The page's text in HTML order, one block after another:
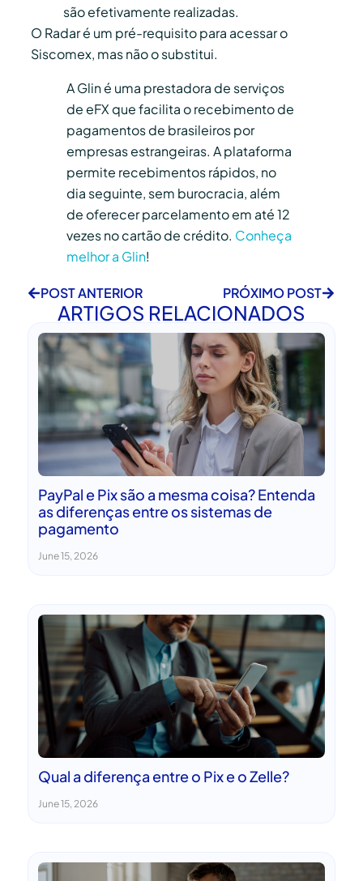
são efetivamente realizadas.
O Radar é um pré-requisito para acessar o
Siscomex, mas não o substitui.
A Glin é uma prestadora de serviços
de eFX que facilita o recebimento de
pagamentos de brasileiros por
empresas estrangeiras. A plataforma
permite recebimentos rápidos, no
dia seguinte, sem burocracia, além
de oferecer parcelamento em até 12
vezes no cartão de crédito. Conheça
melhor a Glin!
POST ANTERIOR PRÓXIMO POST
ARTIGOS RELACIONADOS
PayPal e Pix são a mesma coisa? Entenda
as diferenças entre os sistemas de
pagamento
June 15, 2026
Qual a diferença entre o Pix e o Zelle?
June 15, 2026